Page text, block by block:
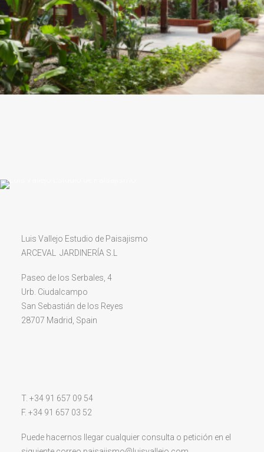
Luis Vallejo Estudio de Paisajismo
ARCEVAL JARDINERÍA S.L
Paseo de los Serbales, 4
Urb. Ciudalcampo
San Sebastián de los Reyes
28707 Madrid, Spain
T. +34 91 657 09 54
F. +34 91 657 03 52
Puede hacernos llegar cualquier consulta o petición en el